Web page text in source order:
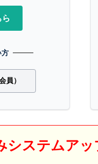
員）
システムア